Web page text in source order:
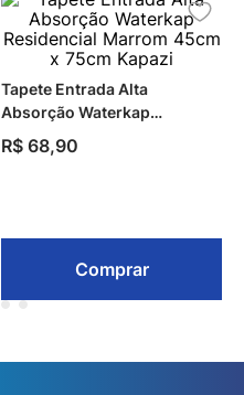
Tapete Entrada Alta
Absorção Waterkap
Residencial Marrom 45cm x
75cm Kapazi
R$ 68,90
Comprar